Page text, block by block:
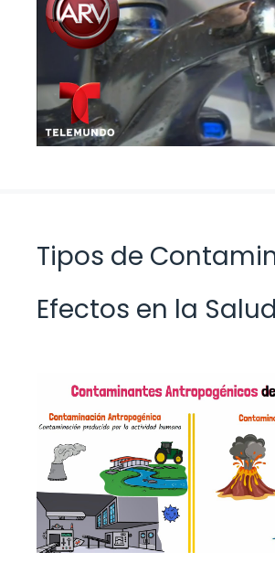
Tipos de
Efectos en la